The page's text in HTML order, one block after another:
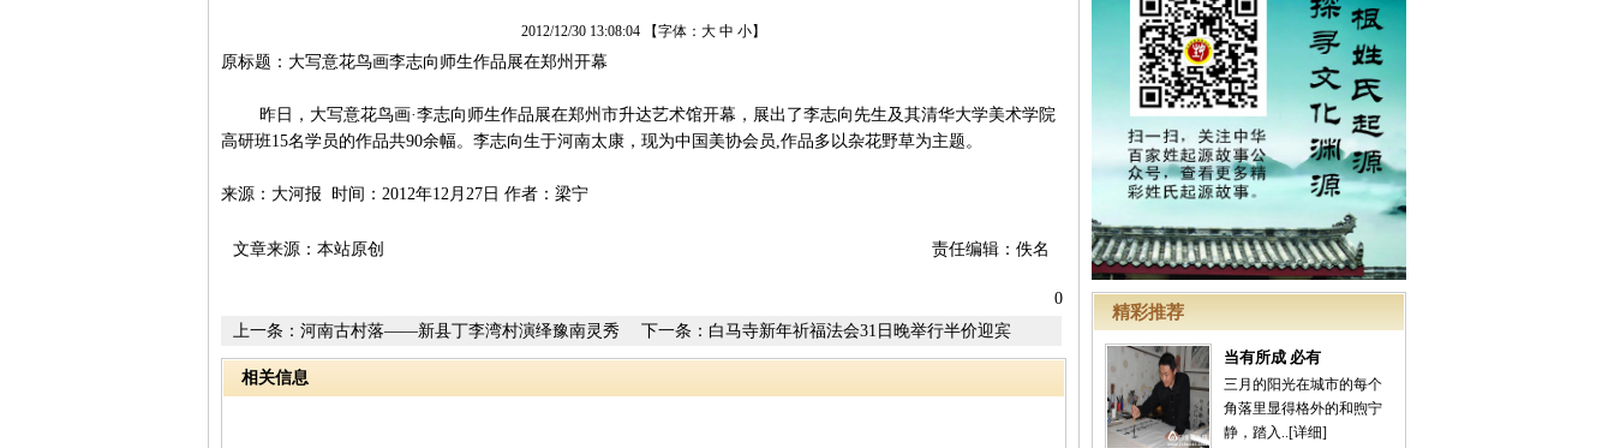
精彩推荐
当有所成 必有
三月的阳光在城市的每个
角落里显得格外的和煦宁
静，踏入..[详细]
2012/12/30 13:08:04 【字体： 大 中 小】
原标题：大写意花鸟画李志向师生作品展在郑州开幕
昨日，大写意花鸟画·李志向师生作品展在郑州市升达艺术馆开幕，展出了李志向先生及其清华大学美术学院
高研班15名学员的作品共90余幅。李志向生于河南太康，现为中国美协会员,作品多以杂花野草为主题。
来源：大河报 时间：2012年12月27日 作者：梁宁
责任编辑：佚名
文章来源：本站原创
0
下一条： 白马寺新年祈福法会31日晚举行半价迎宾
上一条： 河南古村落——新县丁李湾村演绎豫南灵秀
相关信息